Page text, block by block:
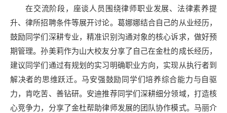
在交流阶段，座谈人员围绕律师职业发展、法律素养提
升、律所招聘条件等展开讨论。葛娜娜结合自己的从业经历，
鼓励同学们深耕专业，精准识别沟通对象的核心诉求，做好预
期管理。孙美莉作为山大校友分享了自己在金杜的成长经历，
建议同学们通过有规划的实习明确职业方向，实现从执行者到
解决者的思维跃迁。马安强鼓励同学们培养综合能力与自驱
力，肯吃苦、善钻研。安迪推荐同学们深耕细分领域，打造核
心竞争力，分享了金杜帮助律师发展的团队协作模式。马丽介